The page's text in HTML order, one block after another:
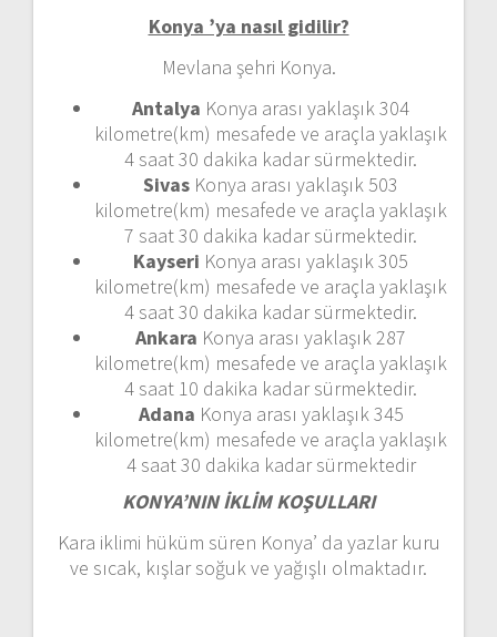
Konya ’ya nasıl gidilir?
Mevlana şehri Konya.
Antalya Konya arası yaklaşık 304
kilometre(km) mesafede ve araçla yaklaşık
4 saat 30 dakika kadar sürmektedir.
Sivas Konya arası yaklaşık 503
kilometre(km) mesafede ve araçla yaklaşık
7 saat 30 dakika kadar sürmektedir.
Kayseri Konya arası yaklaşık 305
kilometre(km) mesafede ve araçla yaklaşık
4 saat 30 dakika kadar sürmektedir.
Ankara Konya arası yaklaşık 287
kilometre(km) mesafede ve araçla yaklaşık
4 saat 10 dakika kadar sürmektedir.
Adana Konya arası yaklaşık 345
kilometre(km) mesafede ve araçla yaklaşık
4 saat 30 dakika kadar sürmektedir
KONYA’NIN İKLİM KOŞULLARI
Kara iklimi hüküm süren Konya’ da yazlar kuru
ve sıcak, kışlar soğuk ve yağışlı olmaktadır.